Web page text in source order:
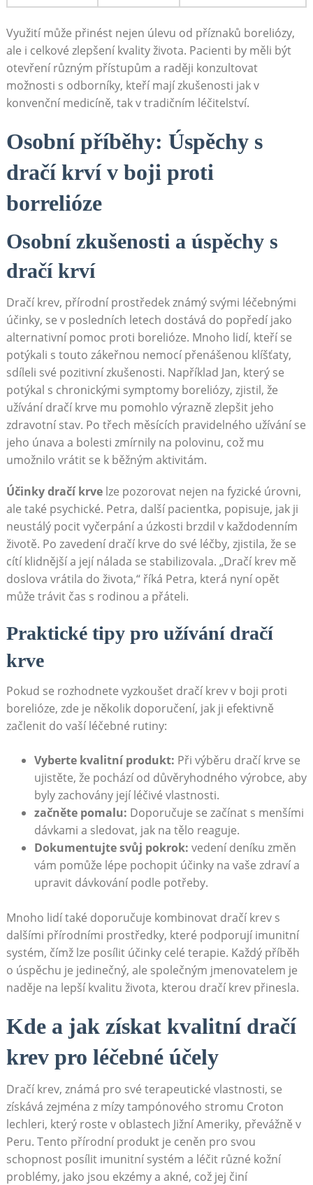
Využití může přinést nejen úlevu od příznaků boreliózy,
ale i celkové zlepšení kvality života. Pacienti by měli být
otevření různým přístupům a raději konzultovat
možnosti s odborníky, kteří mají zkušenosti jak v
konvenční medicíně, tak v tradičním léčitelství.
Osobní příběhy: Úspěchy s
dračí krví v boji proti
borrelióze
Osobní zkušenosti a úspěchy s
dračí krví
Dračí krev, přírodní prostředek známý svými léčebnými
účinky, se v posledních letech dostává do popředí jako
alternativní pomoc proti borelióze. Mnoho lidí, kteří se
potýkali s touto zákeřnou nemocí přenášenou klíšťaty,
sdíleli své pozitivní zkušenosti. Například Jan, který se
potýkal s chronickými symptomy boreliózy, zjistil, že
užívání dračí krve mu pomohlo výrazně zlepšit jeho
zdravotní stav. Po třech měsících pravidelného užívání se
jeho únava a bolesti zmírnily na polovinu, což mu
umožnilo vrátit se k běžným aktivitám.
Účinky dračí krvelze pozorovat nejen na fyzické úrovni,
ale také psychické. Petra, další pacientka, popisuje, jak ji
neustálý pocit vyčerpání a úzkosti brzdil v každodenním
životě. Po zavedení dračí krve do své léčby, zjistila, že se
cítí klidnější a její nálada se stabilizovala. „Dračí krev mě
doslova vrátila do života,“ říká Petra, která nyní opět
může trávit čas s rodinou a přáteli.
Praktické tipy pro užívání dračí
krve
Pokud se rozhodnete vyzkoušet dračí krev v boji proti
borelióze, zde je několik doporučení, jak ji efektivně
začlenit do vaší léčebné rutiny:
Vyberte kvalitní produkt: Při výběru dračí krve se
ujistěte, že pochází od důvěryhodného výrobce, aby
byly zachovány její léčivé vlastnosti.
začněte pomalu: Doporučuje se začínat s menšími
dávkami a sledovat, jak na tělo reaguje.
Dokumentujte svůj pokrok: vedení deníku změn
vám pomůže lépe pochopit účinky na vaše zdraví a
upravit dávkování podle potřeby.
Mnoho lidí také doporučuje kombinovat dračí krev s
dalšími přírodními prostředky, které podporují imunitní
systém, čímž lze posílit účinky celé terapie. Každý příběh
o úspěchu je jedinečný, ale společným jmenovatelem je
naděje na lepší kvalitu života, kterou dračí krev přinesla.
Kde a jak získat kvalitní dračí
krev pro léčebné účely
Dračí krev, známá pro své terapeutické vlastnosti, se
získává zejména z mízy tampónového stromu Croton
lechleri, který roste v oblastech Jižní Ameriky, převážně v
Peru. Tento přírodní produkt je ceněn pro svou
schopnost posílit imunitní systém a léčit různé kožní
problémy, jako jsou ekzémy a akné, což jej činí